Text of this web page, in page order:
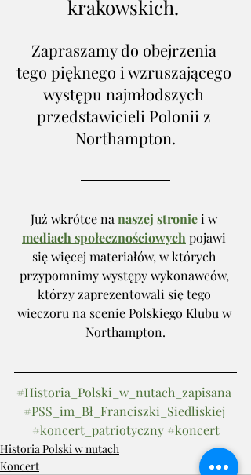
krakowskich.
Zapraszamy do obejrzenia
tego pięknego i wzruszającego
występu najmłodszych
przedstawicieli Polonii z
Northampton.
Już wkrótce na naszej stronie i w
mediach społecznościowych pojawi
się więcej materiałów, w których
przypomnimy występy wykonawców,
którzy zaprezentowali się tego
wieczoru na scenie Polskiego Klubu w
Northampton.
#Historia_Polski_w_nutach_zapisana
#PSS_im_Bł_Franciszki_Siedliskiej
#koncert_patriotyczny #koncert
Historia Polski w nutach
Koncert